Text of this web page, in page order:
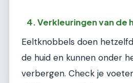
4. Verkleuringen van de
Eeltknobbels doen
de huid en kunnen onder
verbergen. Check je